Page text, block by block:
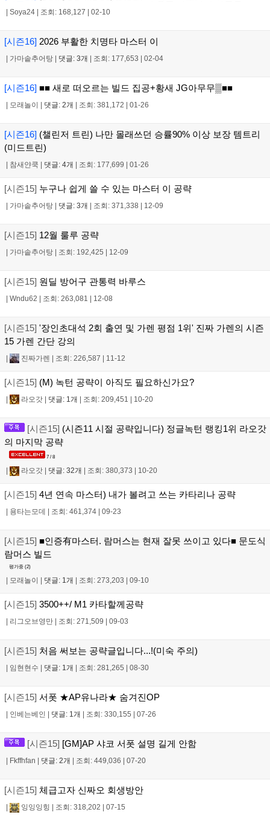
| Soya24 | 조회: 168,127 | 02-10
[시즌16] 2026 부활한 치명타 마스터 이
| 가마솥추어탕 | 댓글: 3개 | 조회: 177,653 | 02-04
[시즌16] ■■ 새로 떠오르는 빌드 집공+황새 JG아무무▒■■
| 모래놀이 | 댓글: 2개 | 조회: 381,172 | 01-26
[시즌16] (챌린저 트린) 나만 몰래쓰던 승률90% 이상 보장 템트리
(미드트린)
| 참새얀쿡 | 댓글: 4개 | 조회: 177,699 | 01-26
[시즌15] 누구나 쉽게 쓸 수 있는 마스터 이 공략
| 가마솥추어탕 | 댓글: 3개 | 조회: 371,338 | 12-09
[시즌15] 12월 룰루 공략
| 가마솥추어탕 | 조회: 192,425 | 12-09
[시즌15] 원딜 방어구 관통력 바루스
| Wndu62 | 조회: 263,081 | 12-08
[시즌15] '장인초대석 2회 출연 및 가렌 평점 1위' 진짜 가렌의 시즌
15 가렌 간단 강의
| 진짜가렌 | 조회: 226,587 | 11-12
[시즌15] (M) 녹턴 공략이 아직도 필요하신가요?
| 라오갓 | 댓글: 1개 | 조회: 209,451 | 10-20
[시즌15] (시즌11 시절 공략입니다) 정글녹턴 랭킹1위 라오갓
의 마지막 공략
7 / 8
라오갓 댓글: 32개 조회: 380,373 10-20
[시즌15] 4년 연속 마스터) 내가 볼려고 쓰는 카타리나 공략
용타는모데 조회: 461,374 09-23
[시즌15] ■인증有마스터. 람머스는 현재 잘못 쓰이고 있다■ 문도식
람머스 빌드
평가중 (2)
모래놀이 댓글: 1개 조회: 273,203 09-10
[시즌15] 3500++/ M1 카타할께공략
리그오브영만 조회: 271,509 09-03
[시즌15] 처음 써보는 공략글입니다...!(미숙 주의)
임현현수 댓글: 1개 조회: 281,265 08-30
[시즌15] 서폿 ★AP유나라★ 숨겨진OP
인베는베인 댓글: 1개 조회: 330,155 07-26
[시즌15] [GM]AP 샤코 서폿 설명 길게 안함
Fkffhfan 댓글: 2개 조회: 449,036 07-20
[시즌15] 체급고자 신짜오 회생방안
잉잉잉힝 조회: 318,202 07-15